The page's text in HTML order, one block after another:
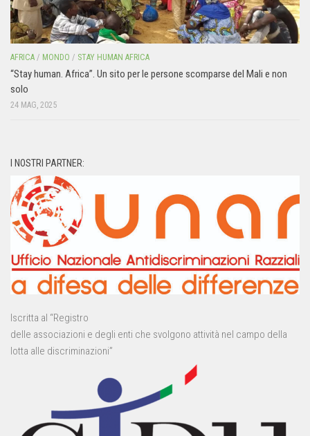
AFRICA / MONDO / STAY HUMAN AFRICA
“Stay human. Africa”. Un sito per le persone scomparse del Mali e non
solo
24 MAG, 2025
I NOSTRI PARTNER:
Iscritta al “Registro
delle associazioni e degli enti che svolgono attività nel campo della
lotta alle discriminazioni”